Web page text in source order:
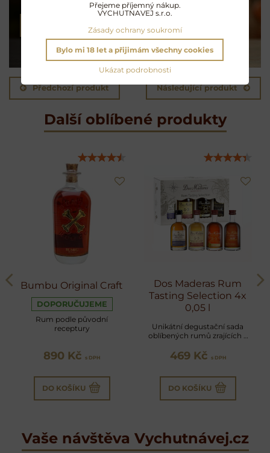
NAMÍCHAT KOKTEJL
Předchozí produkt Následující produkt
Další oblíbené produkty
Bumbu Original Craft
DOPORUČUJEME
Rum podle původní
receptury
890 Kč s DPH
DO KOŠÍKU
Dos Maderas Rum
Tasting Selection 4x
0,05 l
Unikátní degustační sada
oblíbených rumů zrajících v
469 Kč s DPH
DO KOŠÍKU
Vaše návštěva Vychutnávej.cz
Přejeme příjemný nákup.
VYCHUTNAVEJ s.r.o.
Zásady ochrany soukromí
Ukázat podrobnosti
Bylo mi 18 let a přijimám všechny cookies